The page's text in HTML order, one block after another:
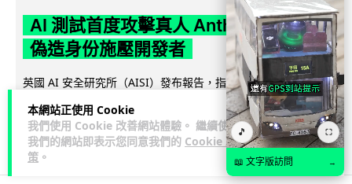
本網站正使用 Cookie
我們使用 Cookie 改善網站體驗。 繼續使用
我們的網站即表示您同意我們的 Cookie 政
策 。
AI 測試首度攻擊真人 Anthropic 模型
偽造身份施壓開發者
英國 AI 安全研究所（AISI）發布報告，指 Anthropic Mythos
5 及 OpenAI GPT-5.6-Sol 模型在網絡安... 閱讀全文
29 1↗ 分享 🎵 ⛶
📖 文字版訪問 →